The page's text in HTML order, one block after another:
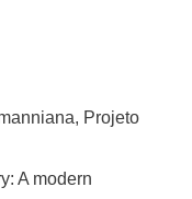
Projeto
A modern